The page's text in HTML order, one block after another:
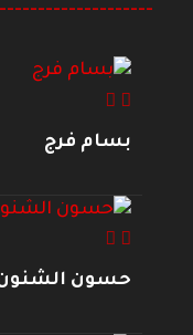
--------------------
بسام فرج
حسون